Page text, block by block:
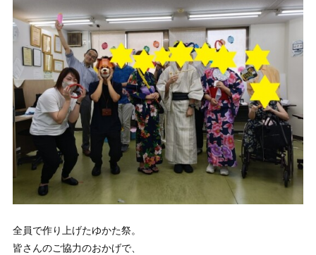
全員で作り上げたゆかた祭。
皆さんのご協力のおかげで、